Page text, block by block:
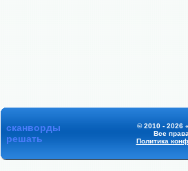
сканворды
решать
© 2010 - 2026
Все
Политика